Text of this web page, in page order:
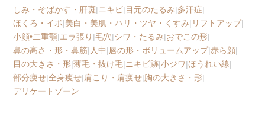
しみ・そばかす・肝斑| ニキビ|目元のたるみ|多汗症|
ほくろ・イボ|美白・美肌・ハリ・ツヤ・くすみ| リフトアップ|
小顔•二重顎|エラ張り |毛穴|シワ・たるみ|おでこの形|
鼻の高さ・形・鼻筋| 人中|唇の形・ボリュームアップ|赤ら顔|
目の大きさ・形|薄毛・抜け毛| ニキビ跡|小ジワ|ほうれい線|
部分痩せ|全身痩せ|肩こり・肩痩せ|胸の大きさ・形|
デリケートゾーン